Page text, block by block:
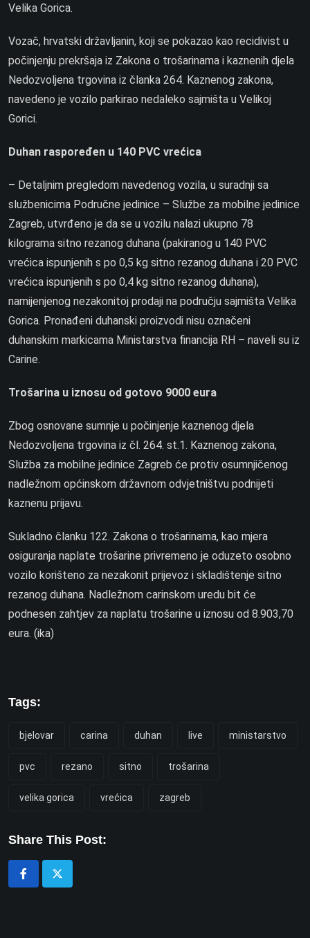
Velika Gorica.
Vozač, hrvatski državljanin, koji se pokazao kao recidivist u
počinjenju prekršaja iz Zakona o trošarinama i kaznenih djela
Nedozvoljena trgovina iz članka 264. Kaznenog zakona,
navedeno je vozilo parkirao nedaleko sajmišta u Velikoj
Gorici.
Duhan raspoređen u 140 PVC vrećica
– Detaljnim pregledom navedenog vozila, u suradnji sa
službenicima Područne jedinice – Službe za mobilne jedinice
Zagreb, utvrđeno je da se u vozilu nalazi ukupno 78
kilograma sitno rezanog duhana (pakiranog u 140 PVC
vrećica ispunjenih s po 0,5 kg sitno rezanog duhana i 20 PVC
vrećica ispunjenih s po 0,4 kg sitno rezanog duhana),
namijenjenog nezakonitoj prodaji na području sajmišta Velika
Gorica. Pronađeni duhanski proizvodi nisu označeni
duhanskim markicama Ministarstva financija RH – naveli su iz
Carine.
Trošarina u iznosu od gotovo 9000 eura
Zbog osnovane sumnje u počinjenje kaznenog djela
Nedozvoljena trgovina iz čl. 264. st.1. Kaznenog zakona,
Služba za mobilne jedinice Zagreb će protiv osumnjičenog
nadležnom općinskom državnom odvjetništvu podnijeti
kaznenu prijavu.
Sukladno članku 122. Zakona o trošarinama, kao mjera
osiguranja naplate trošarine privremeno je oduzeto osobno
vozilo korišteno za nezakonit prijevoz i skladištenje sitno
rezanog duhana. Nadležnom carinskom uredu bit će
podnesen zahtjev za naplatu trošarine u iznosu od 8.903,70
eura. (ika)
Tags:
bjelovar carina duhan live ministarstvo
pvc rezano sitno trošarina
velika gorica vrećica zagreb
Share This Post: